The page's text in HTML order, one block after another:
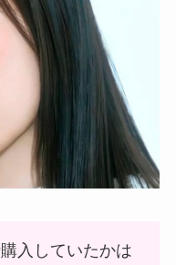
入していたかは